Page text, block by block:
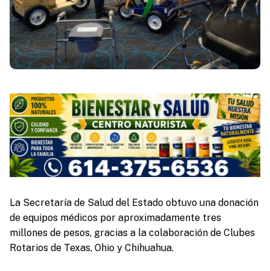
La Secretaría de Salud del Estado obtuvo una donación
de equipos médicos por aproximadamente tres
millones de pesos, gracias a la colaboración de Clubes
Rotarios de Texas, Ohio y Chihuahua.